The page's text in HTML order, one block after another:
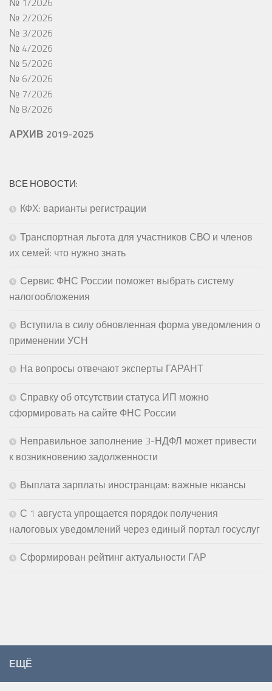
№ 2/2026
№ 3/2026
№ 4/2026
№ 5/2026
№ 6/2026
№ 7/2026
№ 8/2026
АРХИВ 2019-2025
ВСЕ НОВОСТИ:
КФХ: варианты регистрации
Транспортная льгота для участников СВО и членов
их семей: что нужно знать
Сервис ФНС России поможет выбрать систему
налогообложения
Вступила в силу обновленная форма уведомления о
применении УСН
На вопросы отвечают эксперты ГАРАНТ
Справку об отсутствии статуса ИП можно
сформировать на сайте ФНС России
Неправильное заполнение 3-НДФЛ может привести
к возникновению задолженности
Выплата зарплаты иностранцам: важные нюансы
С 1 августа упрощается порядок получения
налоговых уведомлений через единый портал госуслуг
Сформирован рейтинг актуальности ГАР
ЕЩЁ